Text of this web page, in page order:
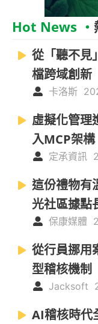
Hot News ‧
從「聽不見
檔跨域創
卡洛斯
虛擬化管理
入MCP架構
定承資訊
這份禮物有
光社區據點
保康媒體
從行員挪用
型稽核機制
Jacksoft
AI稽核時代